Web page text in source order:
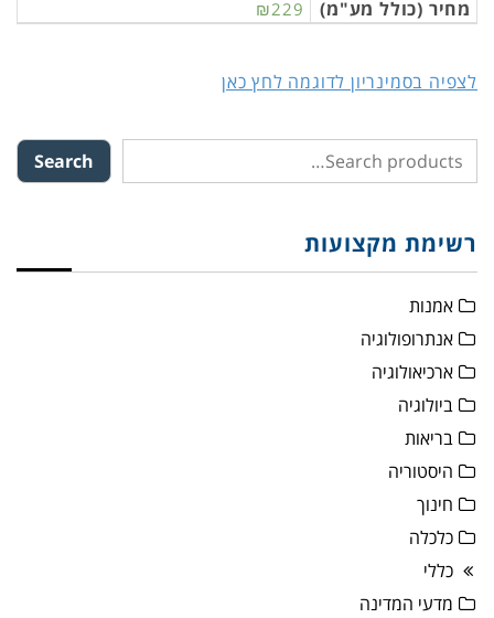
מחיר (כולל מע"מ) ₪229
לצפיה בסמינריון לדוגמה לחץ כאן
Search
רשימת מקצועות
אמנות
אנתרופולוגיה
ארכיאולוגיה
ביולוגיה
בריאות
היסטוריה
חינוך
כלכלה
כללי
מדעי המדינה